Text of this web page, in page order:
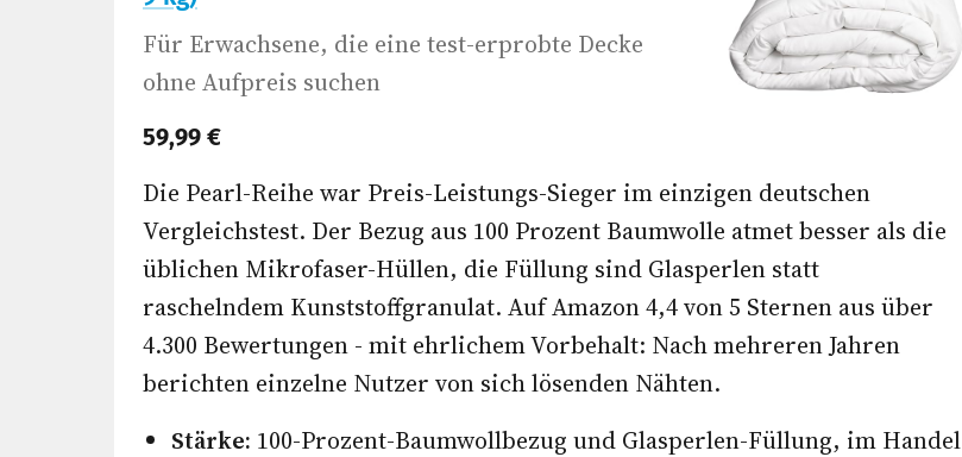
Für Erwachsene, die eine test-erprobte Decke
ohne Aufpreis suchen
59,99 €
Die Pearl-Reihe war Preis-Leistungs-Sieger im einzigen deutschen
Vergleichstest. Der Bezug aus 100 Prozent Baumwolle atmet besser als die
üblichen Mikrofaser-Hüllen, die Füllung sind Glasperlen statt
raschelndem Kunststoffgranulat. Auf Amazon 4,4 von 5 Sternen aus über
4.300 Bewertungen - mit ehrlichem Vorbehalt: Nach mehreren Jahren
berichten einzelne Nutzer von sich lösenden Nähten.
Stärke: 100-Prozent-Baumwollbezug und Glasperlen-Füllung, im Handel